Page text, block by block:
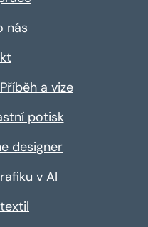
nás
a vize
potisk
designer
v AI